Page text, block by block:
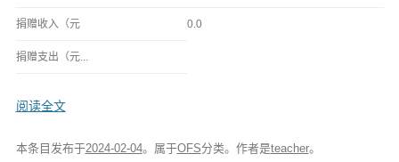
捐赠收入（元 0.0
捐赠支出（元...
阅读全文
本条目发布于2024-02-04。属于OFS分类。 作者是teacher。